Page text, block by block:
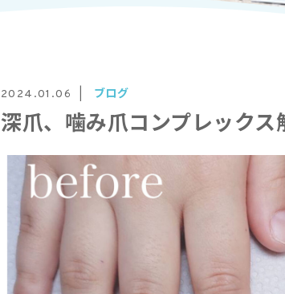
2024.01.06 ブログ
深爪、噛み爪コンプレックス